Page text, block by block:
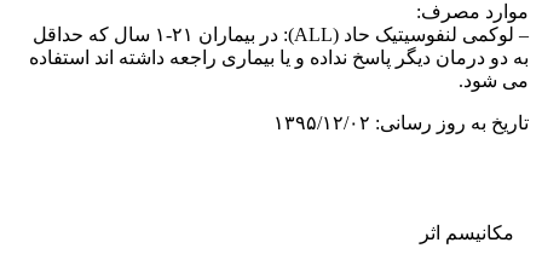
موارد مصرف:
– لوکمی لنفوسیتیک حاد (ALL): در بیماران ۲۱-۱ سال که حداقل
به دو درمان دیگر پاسخ نداده و یا بیماری راجعه داشته اند استفاده
می شود.
تاریخ به روز رسانی: ۱۳۹۵/۱۲/۰۲
مکانیسم اثر